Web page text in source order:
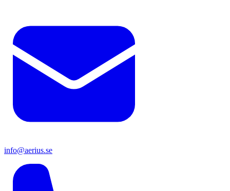
info@aerius.se